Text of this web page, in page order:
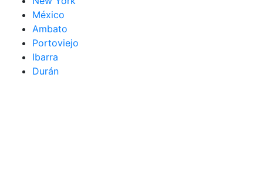
México
Ambato
Portoviejo
Ibarra
Durán